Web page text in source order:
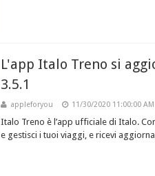
L'app Italo Treno si
3.5.1
appleforyou 11/30/2020 11:00:00 AM
Italo Treno è l’app ufficiale di Italo.
e gestisci i tuoi viaggi, e ricevi